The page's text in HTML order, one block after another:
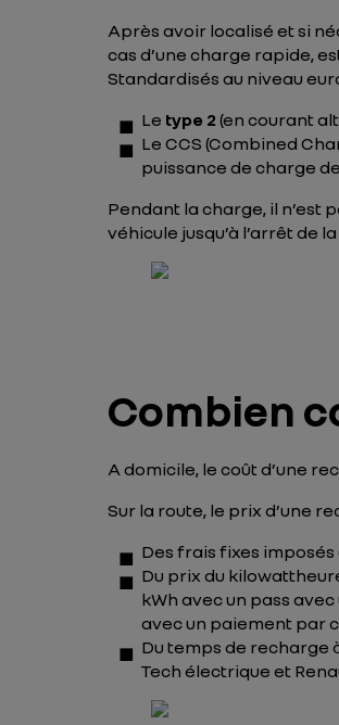
Après avoir localisé et si
cas d’une charge rapide,
Standardisés au niveau
Le type 2(en courant
Le CCS (Combined
puissance de charge
Pendant la charge, il n’est
véhicule jusqu’à l’arrêt de
Combien
A domicile, le coût d’une
Sur la route, le prix d’une
Des frais fixes
Du prix du
kWh avec un pass
avec un paiement par
Du temps de recharge
Tech électrique et